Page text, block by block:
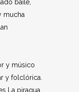
baile,
mucha
y músico
y folclórica.
La piragua,